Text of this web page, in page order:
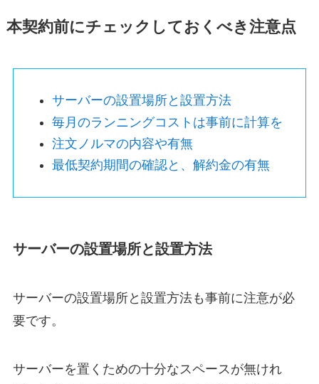
本契約前にチェックしておくべき注意点
サーバーの設置場所と設置方法
毎月のランニングコストは事前に計算を
注文ノルマの内容や有無
最低契約期間の確認と、解約金の有無
サーバーの設置場所と設置方法
サーバーの設置場所と設置方法も事前に注意が必
要です。
サーバーを置くための十分なスペースが無けれ